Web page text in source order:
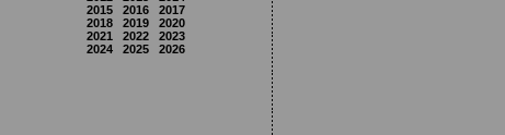
2015
2016
2017
2018
2019
2020
2021
2022
2023
2024
2025 2026